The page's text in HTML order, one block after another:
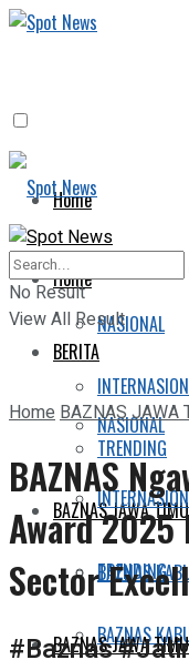
Home
BERITA
NASIONAL
TRENDING
BAZNAS JAWA
BAZNAS
BAZNAS
Home
BERITA
NASIONAL
TRENDING
BAZNAS JAWA
No Result
View All Result
HomeBAZNAS JAWA
BAZNAS
Award
Sector
#Baznas